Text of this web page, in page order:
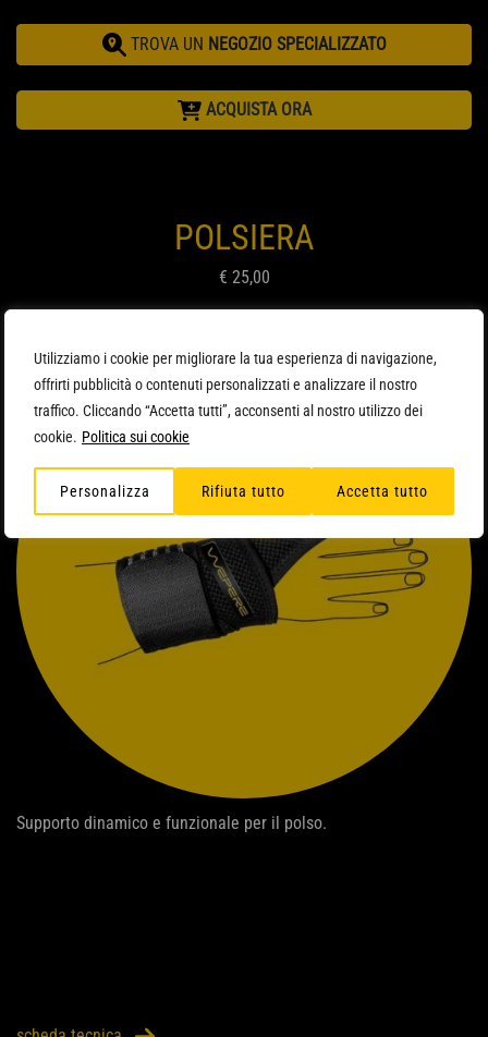
Utilizziamo i cookie per migliorare la tua esperienza di navigazione,
offrirti pubblicità o contenuti personalizzati e analizzare il nostro
traffico. Cliccando “Accetta tutti”, acconsenti al nostro utilizzo dei
cookie. Politica sui cookie
Personalizza Rifiuta tutto Accetta tutto
TROVA UN NEGOZIO SPECIALIZZATO
ACQUISTA ORA
POLSIERA
€ 25,00
Supporto dinamico e funzionale per il polso.